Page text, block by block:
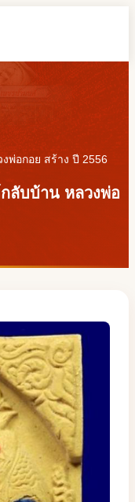
พ่อกอย สร้าง ปี 2556
ลับบ้าน หลวงพ่อ